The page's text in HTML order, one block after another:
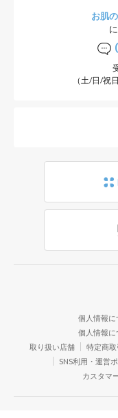
お肌
（土/日/祝
個人情報に
個人情報に
取り扱い店舗
特定商
SNS利用・運営
カスタマ